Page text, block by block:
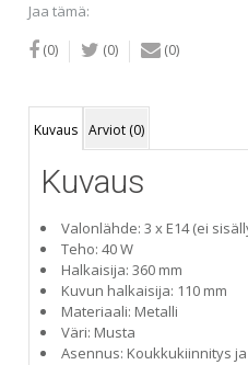
Jaa tämä:
(0) (0) (0)
Kuvaus Arviot (0)
Kuvaus
Valonlähde: 3 x E14 (ei
Teho: 40 W
Halkaisija: 360 mm
Kuvun halkaisija: 110 mm
Materiaali: Metalli
Väri: Musta
Asennus: Koukkukiinnitys